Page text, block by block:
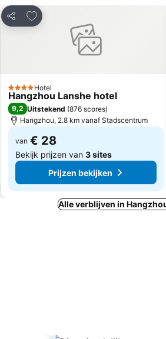
Delen
Toevoegen aan favorieten
4 SterrenHotel
Hangzhou Lanshe hotel
9,2 Uitstekend (876 scores)
Hangzhou, 2.8 km vanaf Stadscentrum
van € 28
Bekijk prijzen van 3 sites
Prijzen bekijken
Alle verblijven in